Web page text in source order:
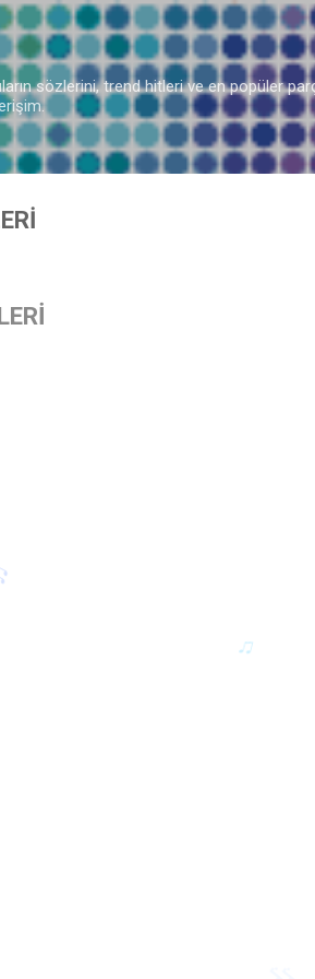
Ana içeriğe atla
sözlerini, trend hitleri ve en popüler